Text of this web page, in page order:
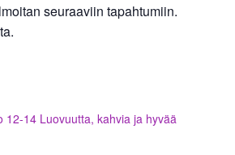
seuraaviin tapahtumiin.
12-14 Luovuutta, kahvia ja hyvää